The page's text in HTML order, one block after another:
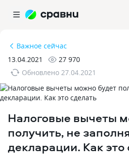
Важное сейчас
13.04.2021
27 970
Обновлено 27.04.2021
Налоговые вычеты
получить, не
декларации. Как это